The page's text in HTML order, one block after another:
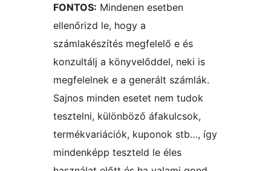
FONTOS: Mindenen esetben
ellenőrizd le, hogy a
számlakészítés megfelelő e és
konzultálj a könyvelőddel, neki is
megfelelnek e a generált számlák.
Sajnos minden esetet nem tudok
tesztelni, különböző áfakulcsok,
termékvariációk, kuponok stb…, így
mindenképp teszteld le éles